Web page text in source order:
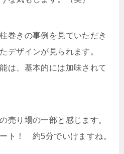
巻きの事例を見ていただき
デザインが見られます。
は、基本的には加味されて
売り場の一部と感じます。
ト！ 約5分でいけますね。